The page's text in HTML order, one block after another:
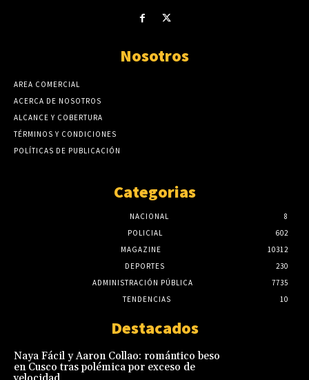
Nosotros
AREA COMERCIAL
ACERCA DE NOSOTROS
ALCANCE Y COBERTURA
TÉRMINOS Y CONDICIONES
POLÍTICAS DE PUBLICACIÓN
Categorias
NACIONAL
8
POLICIAL
602
MAGAZINE
10312
DEPORTES
230
ADMINISTRACIÓN PÚBLICA
7735
TENDENCIAS
10
Destacados
Naya Fácil y Aaron Collao: romántico beso
en Cusco tras polémica por exceso de